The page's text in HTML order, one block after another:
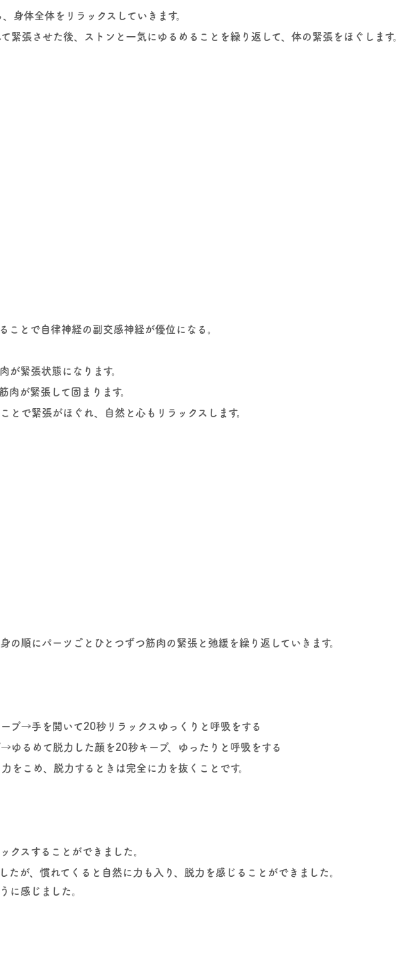
身体全体をリラックスしていきます。
緊張させた後、ストンと一気にゆるめることを繰り返して、体の緊張をほぐします。
とで自律神経の副交感神経が優位になる。
が緊張状態になります。
肉が緊張して固まります。
で緊張がほぐれ、自然と心もリラックスします。
にパーツごとひとつずつ筋肉の緊張と弛緩を繰り返していきます。
プ→手を開いて20秒リラックスゆっくりと呼吸をする
ゆるめて脱力した顔を20秒キープ、ゆったりと呼吸をする
こめ、脱力するときは完全に力を抜くことです。
クスすることができました。
たが、慣れてくると自然に力も入り、脱力を感じることができました。
に感じました。